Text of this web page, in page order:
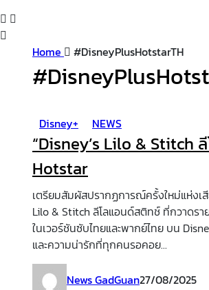
Home #DisneyPlusHotstarTH
Disney+ NEWS
“Disney’s Lilo &
Hotstar
เตรียมสัมผัสปรากฏการณ์ครั้งใหม่แห่งเ
Lilo & Stitch ลีโลแอนด์สติทช์ ที่กวาดร
ในเวอร์ชันซับไทยและพากย์ไทย บน
และความน่ารักที่ทุกคนรอคอย...
News GadGuan27/08/2025